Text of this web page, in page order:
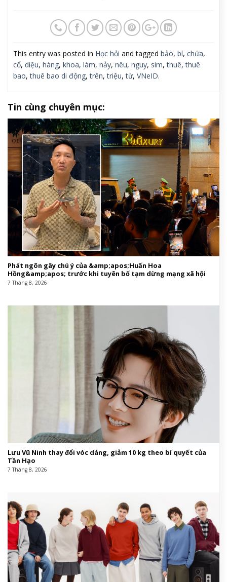
This entry was posted in Học hỏi and tagged bảo, bí, chứa,
cổ, diệu, hàng, khoa, làm, nảy, nêu, nguy, sim,thuê,thuê
bao,thuê bao di động,trên,triệu,từ, VNeID.
Tin cùng chuyên mục:
Phát ngôn gây chú ý của &amp;apos;Huấn Hoa
Hồng&amp;apos; trước khi tuyên bố tạm dừng mạng xã hội
7 Tháng 8, 2026
Lưu Vũ Ninh thay đổi vóc dáng, giảm 10 kg theo bí quyết của
Tần Hạo
7 Tháng 8, 2026